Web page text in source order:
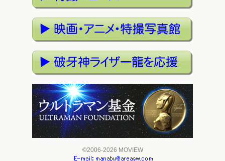
©2006-2026 MOVIEW